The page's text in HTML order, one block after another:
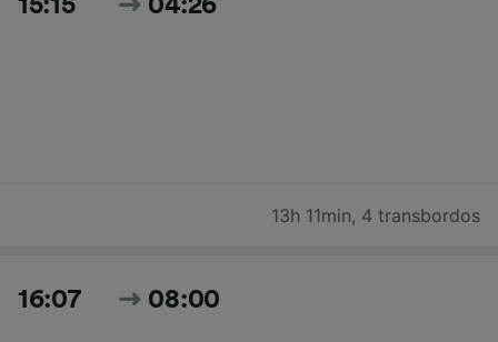
15:15 04:26
13h 11min, 4 transbordos
16:07 08:00